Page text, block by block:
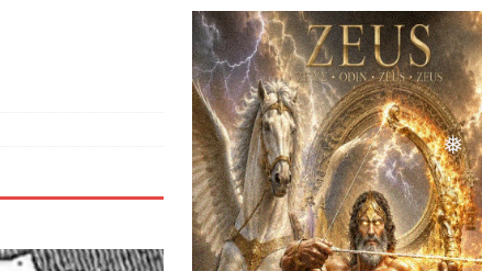
❅
❅
❅